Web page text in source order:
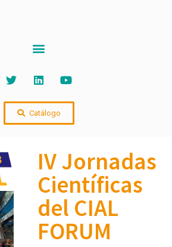
Catálogo
IV Jornadas
Científicas
del CIAL
FORUM